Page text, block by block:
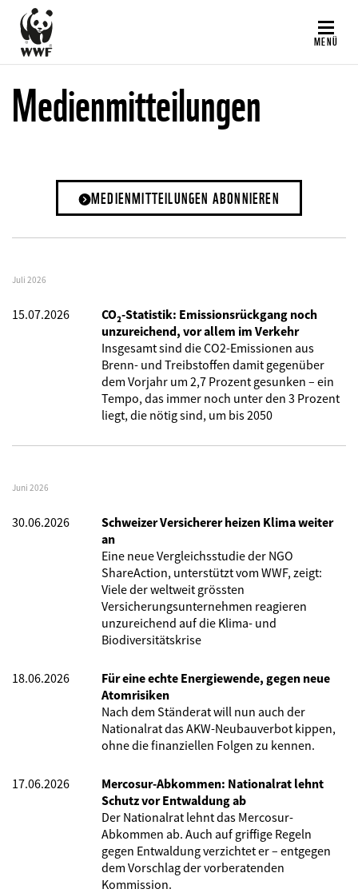
Direkt
zum
Inhalt
MENÜ
Medienmitteilungen
MEDIENMITTEILUNGEN ABONNIEREN
Juli 2026
15.07.2026
CO₂-Statistik: Emissionsrückgang noch
unzureichend, vor allem im Verkehr
Insgesamt sind die CO2-Emissionen aus
Brenn- und Treibstoffen damit gegenüber
dem Vorjahr um 2,7 Prozent gesunken – ein
Tempo, das immer noch unter den 3 Prozent
liegt, die nötig sind, um bis 2050
Juni 2026
30.06.2026
Schweizer Versicherer heizen Klima weiter
an
Eine neue Vergleichsstudie der NGO
ShareAction, unterstützt vom WWF, zeigt:
Viele der weltweit grössten
Versicherungsunternehmen reagieren
unzureichend auf die Klima- und
Biodiversitätskrise
18.06.2026
Für eine echte Energiewende, gegen neue
Atomrisiken
Nach dem Ständerat will nun auch der
Nationalrat das AKW-Neubauverbot kippen,
ohne die finanziellen Folgen zu kennen.
17.06.2026
Mercosur-Abkommen: Nationalrat lehnt
Schutz vor Entwaldung ab
Der Nationalrat lehnt das Mercosur-
Abkommen ab. Auch auf griffige Regeln
gegen Entwaldung verzichtet er – entgegen
dem Vorschlag der vorberatenden
Kommission.